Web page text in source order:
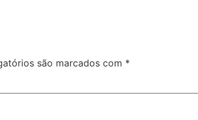
são marcados com *